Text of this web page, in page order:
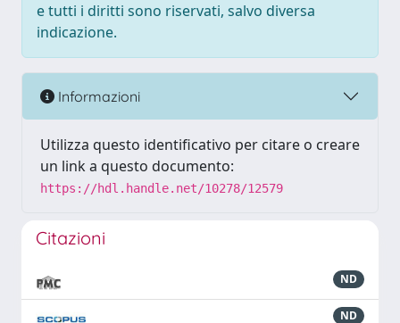
e tutti i diritti sono riservati, salvo diversa
indicazione.
Informazioni
Utilizza questo identificativo per citare o creare
un link a questo documento:
https://hdl.handle.net/10278/12579
Citazioni
ND
ND